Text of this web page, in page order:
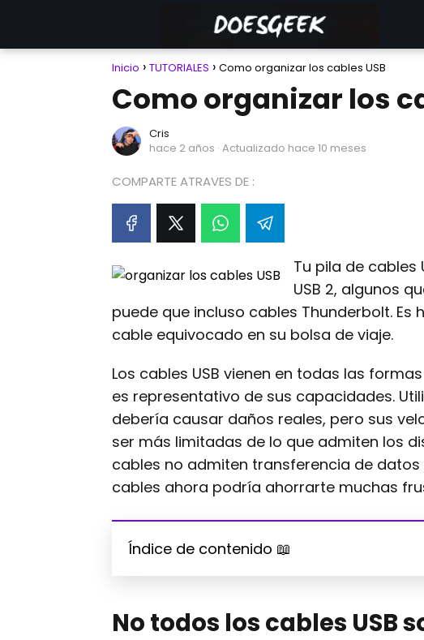
Inicio TUTORIALES Como organizar los cables USB
Como organizar los
Cris
hace 2 años · Actualizado hace 10 meses
COMPARTE ATRAVES DE :
Tu pila de cables
USB 2, algunos
puede que incluso cables Thunderbolt.
cable equivocado en su bolsa de viaje.
Los cables USB vienen en todas las
es representativo de sus capacidades.
debería causar daños reales, pero sus
ser más limitadas de lo que admiten los
cables no admiten transferencia de
cables ahora podría ahorrarte muchas
Índice de contenido 📖
No todos los cables USB